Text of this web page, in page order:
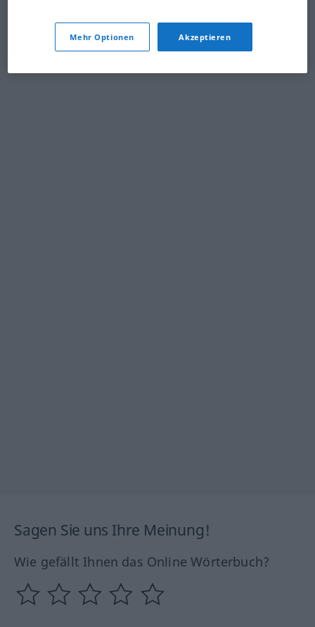
Sagen Sie uns Ihre Meinung!
Wie gefällt Ihnen das Online Wörterbuch?
Mehr Optionen Akzeptieren